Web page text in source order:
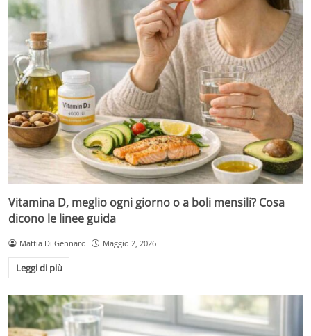
Vitamina D, meglio ogni giorno o a boli mensili? Cosa
dicono le linee guida
Mattia Di Gennaro Maggio 2, 2026
Leggi di più